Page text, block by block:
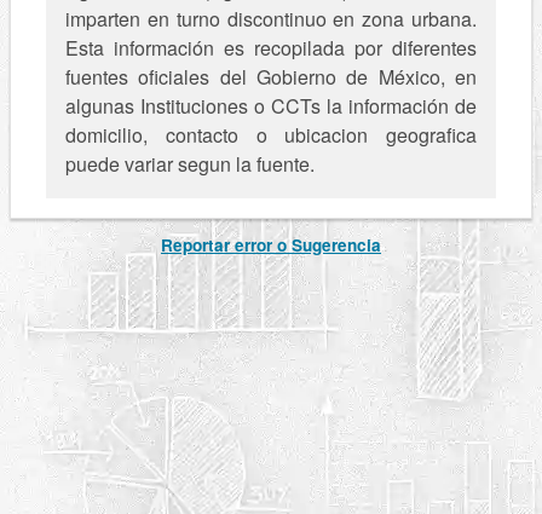
imparten en turno discontinuo en zona urbana.
Esta información es recopilada por diferentes
fuentes oficiales del Gobierno de México, en
algunas Instituciones o CCTs la información de
domicilio, contacto o ubicacion geografica
puede variar segun la fuente.
Reportar error o Sugerencia